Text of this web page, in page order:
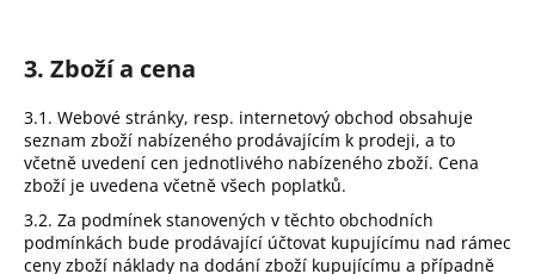
3. Zboží a cena
3.1. Webové stránky, resp. internetový obchod obsahuje
seznam zboží nabízeného prodávajícím k prodeji, a to
včetně uvedení cen jednotlivého nabízeného zboží. Cena
zboží je uvedena včetně všech poplatků.
3.2. Za podmínek stanovených v těchto obchodních
podmínkách bude prodávající účtovat kupujícímu nad rámec
ceny zboží náklady na dodání zboží kupujícímu a případně